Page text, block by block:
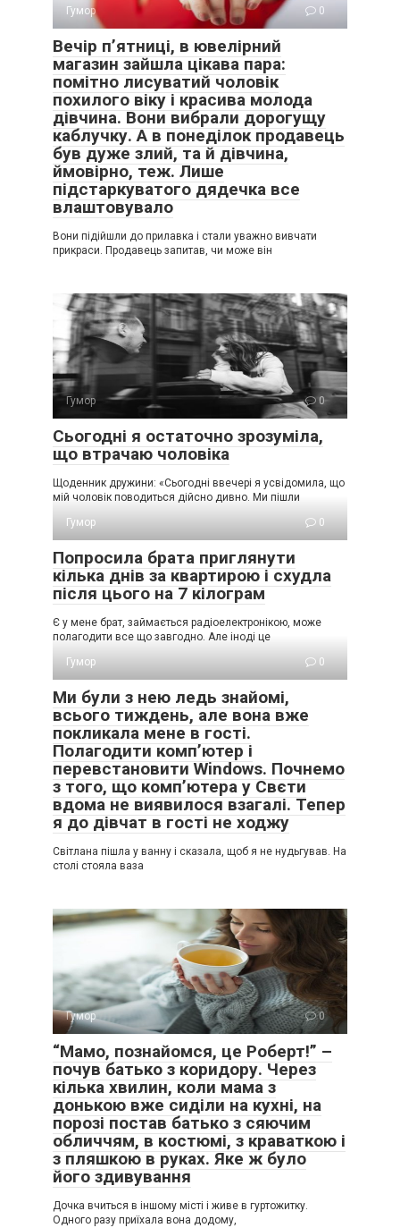
Гумор 0
Вечір п’ятниці, в ювелірний
магазин зайшла цікава пара:
помітно лисуватий чоловік
похилого віку і красива молода
дівчина. Вони вибрали дорогущу
каблучку. А в понеділок продавець
був дуже злий, та й дівчина,
ймовірно, теж. Лише
підстаркуватого дядечка все
влаштовувало
Вони підійшли до прилавка і стали уважно вивчати
прикраси. Продавець запитав, чи може він
Гумор 0
Сьогодні я остаточно зрозуміла,
що втрачаю чоловіка
Щоденник дружини: «Сьогодні ввечері я усвідомила, що
мій чоловік поводиться дійсно дивно. Ми пішли
Гумор
0
Попросила брата приглянути
кілька днів за квартирою і схудла
після цього на 7 кілограм
Є у мене брат, займається радіоелектронікою, може
полагодити все що завгодно. Але іноді це
Гумор
0
Ми були з нею ледь знайомі,
всього тиждень, але вона вже
покликала мене в гості.
Полагодити комп’ютер і
перевстановити Windows. Почнемо
з того, що комп’ютера у Свєти
вдома не виявилося взагалі. Тепер
я до дівчат в гості не ходжу
Світлана пішла у ванну і сказала, щоб я не нудьгував. На
столі стояла ваза
Гумор 0
“Мамо, познайомся, це Роберт!” –
почув батько з коридору. Через
кілька хвилин, коли мама з
донькою вже сиділи на кухні, на
порозі постав батько з сяючим
обличчям, в костюмі, з краваткою і
з пляшкою в руках. Яке ж було
його здивування
Дочка вчиться в іншому місті і живе в гуртожитку.
Одного разу приїхала вона додому,